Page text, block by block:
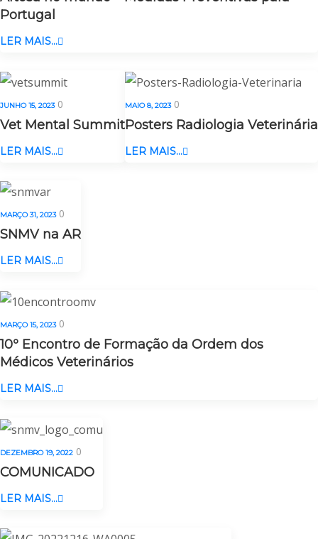
Portugal
LER MAIS...
JUNHO 15, 2023 0
Vet Mental Summit
LER MAIS...
MAIO 8, 2023 0
Posters Radiologia Veterinária
LER MAIS...
MARÇO 31, 2023 0
SNMV na AR
LER MAIS...
MARÇO 15, 2023 0
10º Encontro de Formação da Ordem dos
Médicos Veterinários
LER MAIS...
DEZEMBRO 19, 2022 0
COMUNICADO
LER MAIS...